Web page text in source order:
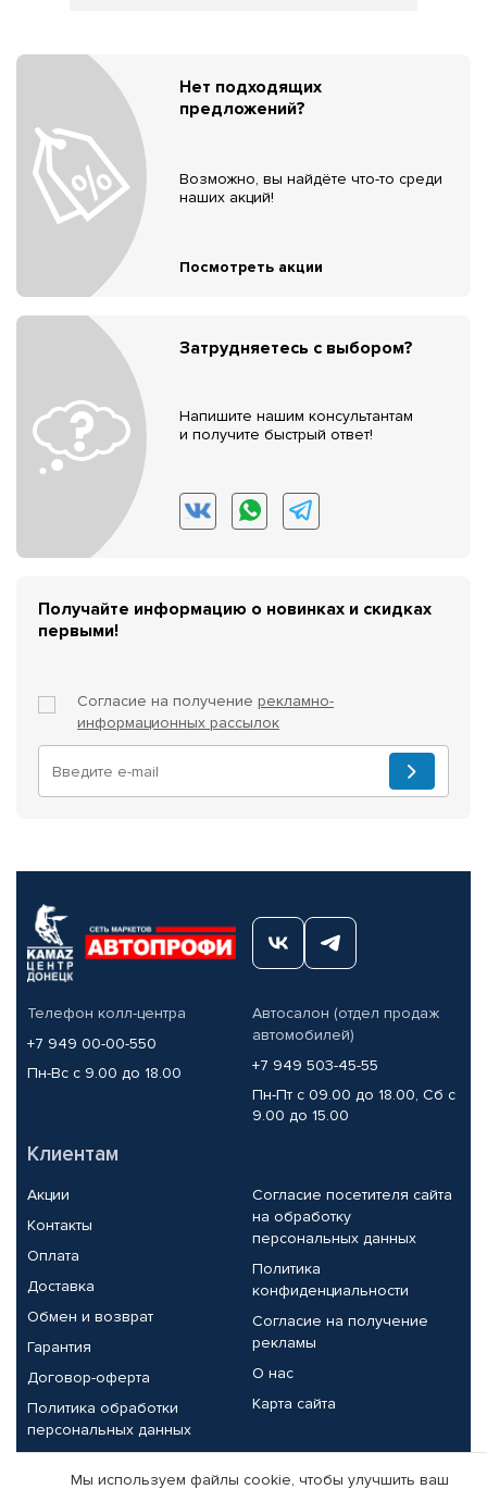
Нет подходящих
предложений?
Возможно, вы найдёте что-то среди
наших акций!
Посмотреть акции
Затрудняетесь с выбором?
Напишите нашим консультантам
и получите быстрый ответ!
Получайте информацию о новинках и скидках
первыми!
Согласие на получение рекламно-
информационных рассылок
Телефон колл-центра
+7 949 00-00-550
Пн-Вс с 9.00 до 18.00
Автосалон (отдел продаж
автомобилей)
+7 949 503-45-55
Пн-Пт с 09.00 до 18.00, Сб с
9.00 до 15.00
Клиентам
Акции
Контакты
Оплата
Доставка
Обмен и возврат
Гарантия
Договор-оферта
Политика обработки
персональных данных
Согласие посетителя сайта
на обработку
персональных данных
Политика
конфиденциальности
Согласие на получение
рекламы
О нас
Карта сайта
Партнерам
Мы используем файлы cookie, чтобы улучшить ваш